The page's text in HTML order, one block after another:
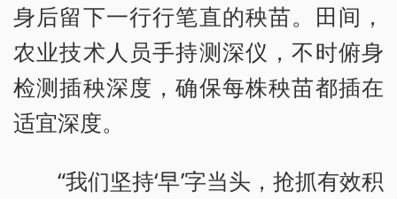
身后留下一行行笔直的秧苗。田间，
农业技术人员手持测深仪，不时俯身
检测插秧深度，确保每株秧苗都插在
适宜深度。
“我们坚持‘早’字当头，抢抓有效积